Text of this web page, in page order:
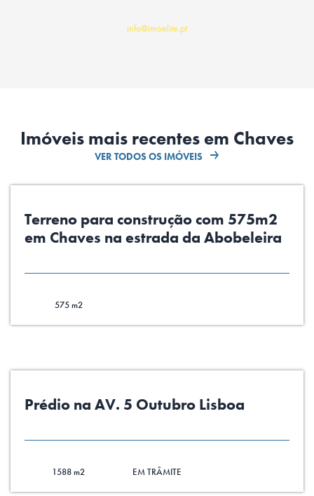
info@imoelite.pt
Imóveis mais recentes em Chaves
VER TODOS OS IMÓVEIS
Terreno para construção com 575m2
em Chaves na estrada da Abobeleira
575 m2
Prédio na AV. 5 Outubro Lisboa
1588 m2 EM TRÂMITE